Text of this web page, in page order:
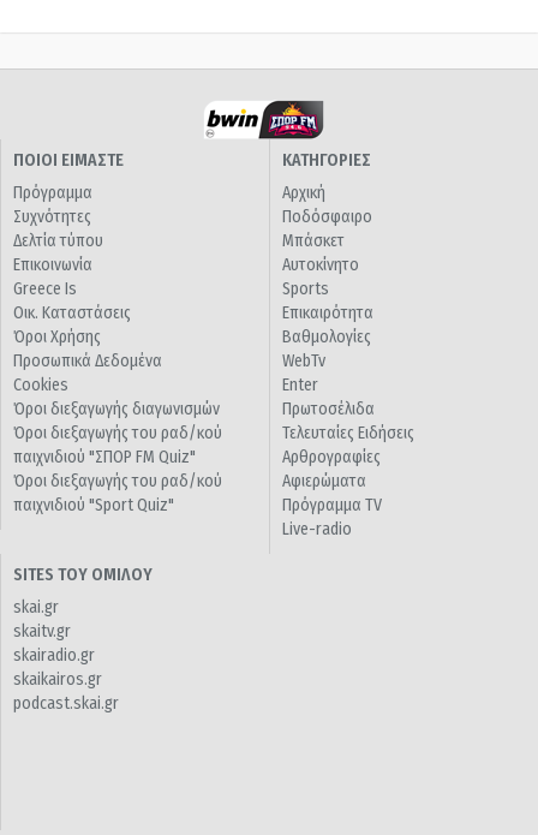
ΠΟΙΟΙ ΕΙΜΑΣΤΕ
Πρόγραμμα
Συχνότητες
Δελτία τύπου
Επικοινωνία
Greece Is
Οικ. Καταστάσεις
Όροι Χρήσης
Προσωπικά Δεδομένα
Cookies
Όροι διεξαγωγής διαγωνισμών
Όροι διεξαγωγής του ραδ/κού
παιχνιδιού "ΣΠΟΡ FM Quiz"
Όροι διεξαγωγής του ραδ/κού
παιχνιδιού "Sport Quiz"
ΚΑΤΗΓΟΡΙΕΣ
Αρχική
Ποδόσφαιρο
Μπάσκετ
Αυτοκίνητο
Sports
Επικαιρότητα
Βαθμολογίες
WebTv
Enter
Πρωτοσέλιδα
Τελευταίες Ειδήσεις
Αρθρογραφίες
Αφιερώματα
Πρόγραμμα TV
Live-radio
SITES ΤΟΥ ΟΜΙΛΟΥ
skai.gr
skaitv.gr
skairadio.gr
skaikairos.gr
podcast.skai.gr